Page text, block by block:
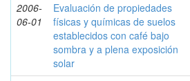
2006-
06-01
Evaluación de propiedades
físicas y químicas de suelos
establecidos con café bajo
sombra y a plena exposición
solar